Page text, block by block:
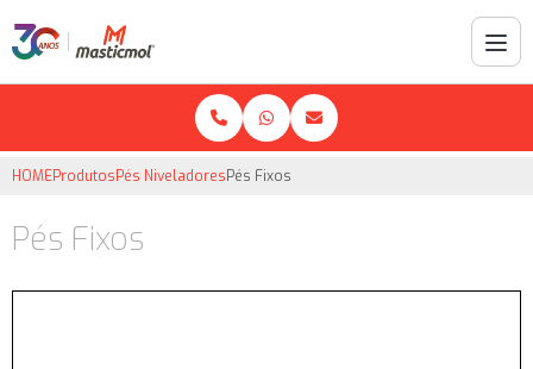
HOMEProdutosPés NiveladoresPés Fixos
Pés Fixos